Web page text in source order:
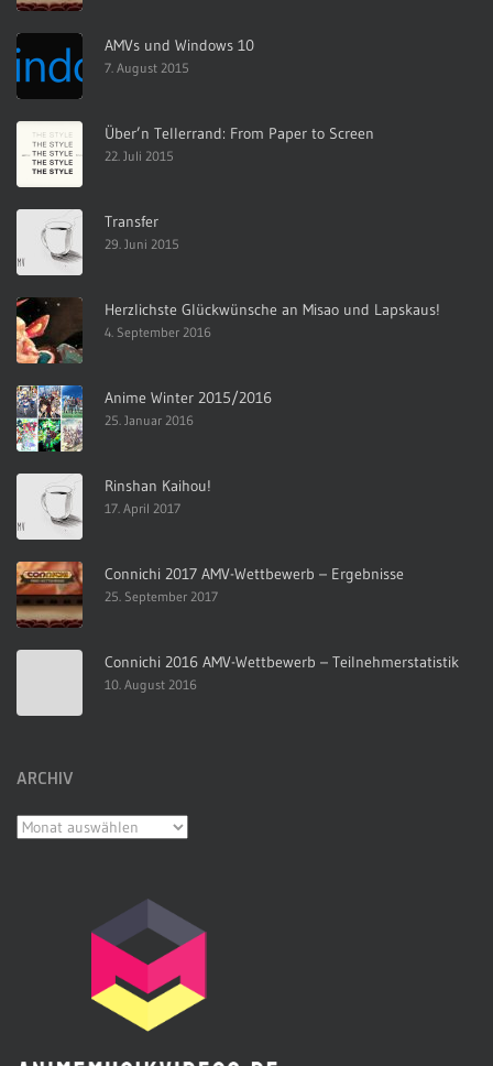
AMVs und Windows 10
7. August 2015
Über’n Tellerrand: From Paper to Screen
22. Juli 2015
Transfer
29. Juni 2015
Herzlichste Glückwünsche an Misao und Lapskaus!
4. September 2016
Anime Winter 2015/2016
25. Januar 2016
Rinshan Kaihou!
17. April 2017
Connichi 2017 AMV-Wettbewerb – Ergebnisse
25. September 2017
Connichi 2016 AMV-Wettbewerb – Teilnehmerstatistik
10. August 2016
ARCHIV
Archiv